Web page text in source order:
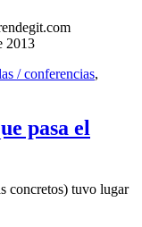
2013
/ conferencias,
pasa el
concretos) tuvo lugar